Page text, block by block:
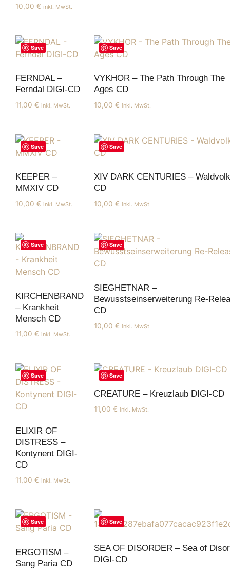
10,00 € inkl. MwSt.
Save
FERNDAL –
Ferndal DIGI-CD
11,00 € inkl. MwSt.
Save
VYKHOR – The Path Through The
Ages CD
10,00 € inkl. MwSt.
Save
KEEPER –
MMXIV CD
10,00 € inkl. MwSt.
Save
XIV DARK CENTURIES – Waldvolk
CD
10,00 € inkl. MwSt.
Save
KIRCHENBRAND
– Krankheit
Mensch CD
11,00 € inkl. MwSt.
Save
SIEGHETNAR –
Bewusstseinserweiterung Re-
CD
10,00 € inkl. MwSt.
Save
ELIXIR OF
DISTRESS –
Kontynent DIGI-
CD
11,00 € inkl. MwSt.
Save
CREATURE – Kreuzlaub DIGI-CD
11,00 € inkl. MwSt.
Save
ERGOTISM –
Sang Paria CD
Save
SEA OF DISORDER – Sea of
DIGI-CD